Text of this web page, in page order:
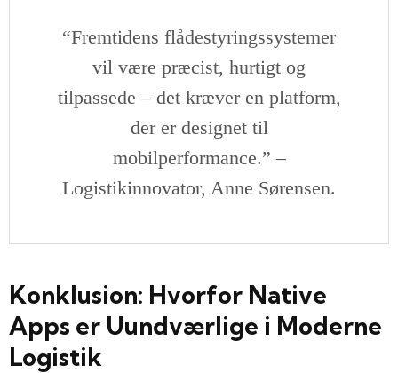
“Fremtidens flådestyringssystemer
vil være præcist, hurtigt og
tilpassede – det kræver en platform,
der er designet til
mobilperformance.” –
Logistikinnovator, Anne Sørensen.
Konklusion: Hvorfor Native
Apps er Uundværlige i Moderne
Logistik